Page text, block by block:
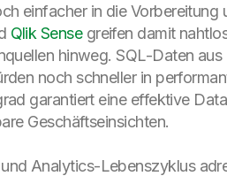
einfacher in die Vorbereitung
Qlik Sensegreifen damit
hinweg. SQL-Daten
noch schneller in
garantiert eine effektive
Geschäftseinsichten.
Analytics-Lebenszyklus